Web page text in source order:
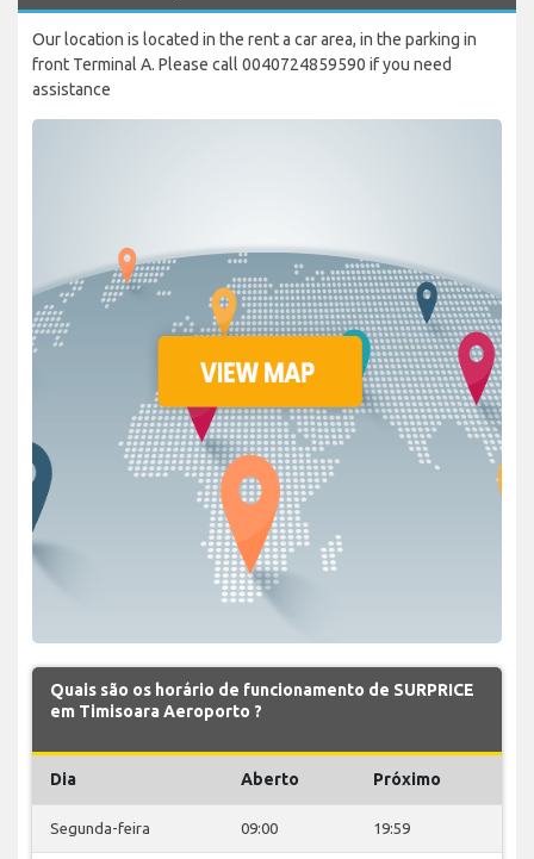
Our location is located in the rent a car area, in the parking in
front Terminal A. Please call 0040724859590 if you need
assistance
Quais são os horário de funcionamento de SURPRICE
em Timisoara Aeroporto ?
Dia Aberto Próximo
Segunda-feira 09:00 19:59